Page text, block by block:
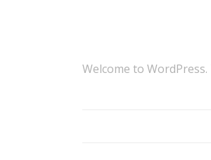
Welcome to